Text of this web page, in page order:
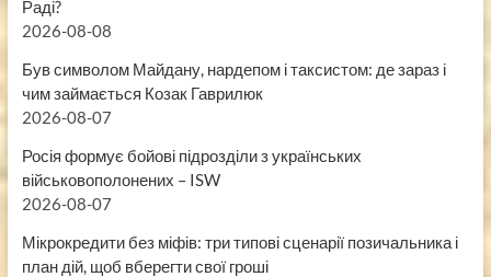
Раді?
2026-08-08
Був символом Майдану, нардепом і таксистом: де зараз і
чим займається Козак Гаврилюк
2026-08-07
Росія формує бойові підрозділи з українських
військовополонених – ISW
2026-08-07
Мікрокредити без міфів: три типові сценарії позичальника і
план дій, щоб вберегти свої гроші